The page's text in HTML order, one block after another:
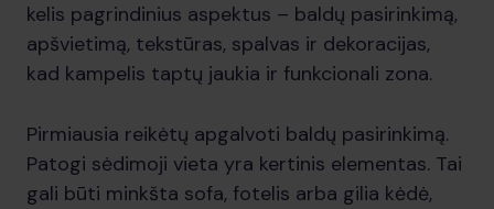
kelis pagrindinius aspektus – baldų pasirinkimą,
apšvietimą, tekstūras, spalvas ir dekoracijas,
kad kampelis taptų jaukia ir funkcionali zona.
Pirmiausia reikėtų apgalvoti baldų pasirinkimą.
Patogi sėdimoji vieta yra kertinis elementas. Tai
gali būti minkšta sofa, fotelis arba gilia kėdė,